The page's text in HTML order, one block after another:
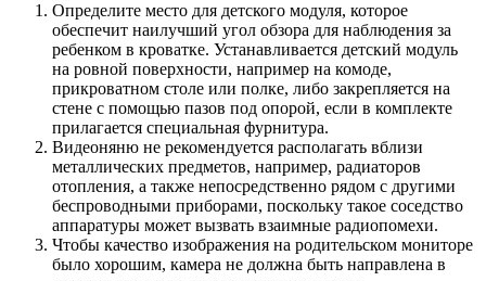
Определите место для детского модуля, которое
обеспечит наилучший угол обзора для наблюдения за
ребенком в кроватке. Устанавливается детский модуль
на ровной поверхности, например на комоде,
прикроватном столе или полке, либо закрепляется на
стене с помощью пазов под опорой, если в комплекте
прилагается специальная фурнитура.
Видеоняню не рекомендуется располагать вблизи
металлических предметов, например, радиаторов
отопления, а также непосредственно рядом с другими
беспроводными приборами, поскольку такое соседство
аппаратуры может вызвать взаимные радиопомехи.
Чтобы качество изображения на родительском мониторе
было хорошим, камера не должна быть направлена в